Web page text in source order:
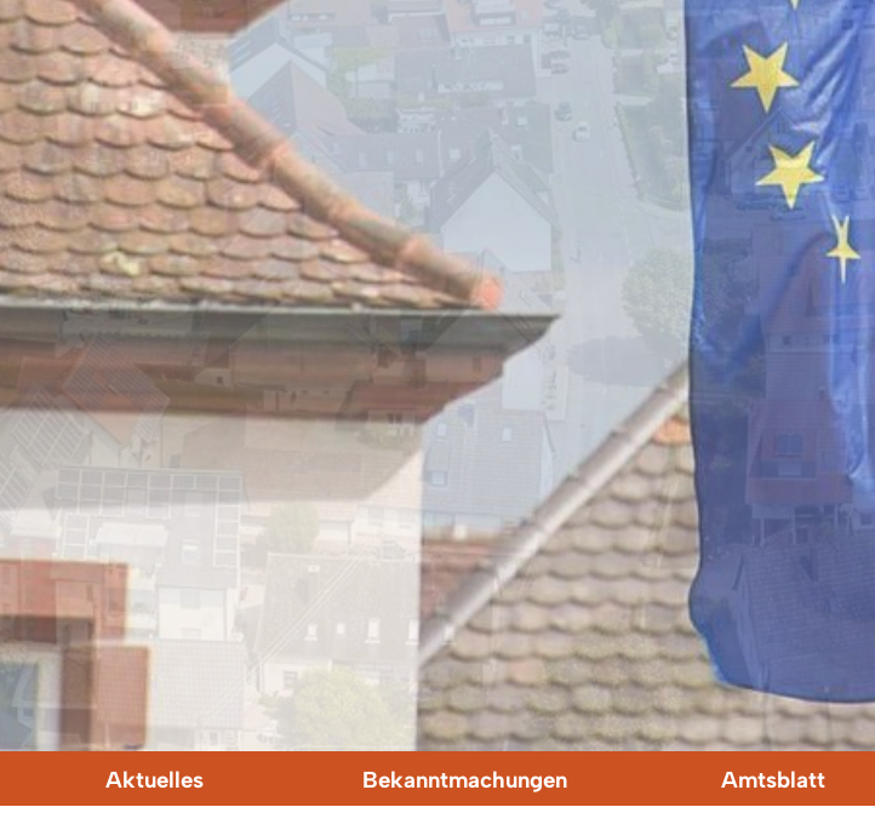
Aktuelles Bekanntmachungen Amtsblatt